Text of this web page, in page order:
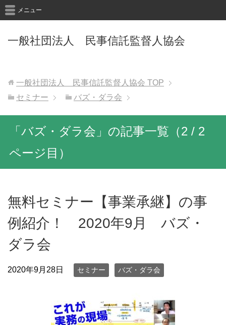
一般社団法人 民事信託監督人協会
メニュー
一般社団法人 民事信託監督人協会 TOP
セミナー
バズ・ダラ会
「バズ・ダラ会」の記事一覧（2 / 2
ページ目）
無料セミナー【事業承継】の事
例紹介！ 2020年9月 バズ・
ダラ会
2020年9月28日 セミナー バズ・ダラ会